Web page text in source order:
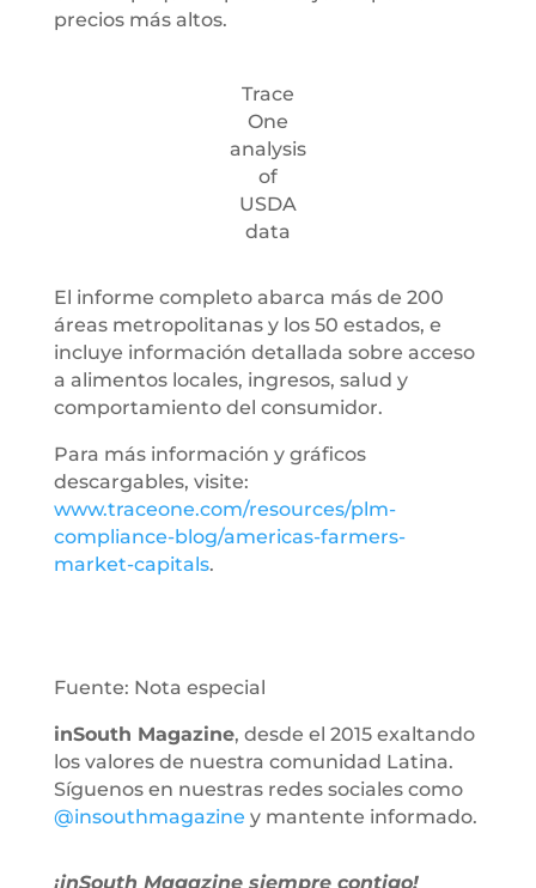
precios más altos.
Trace
One
analysis
of
USDA
data
El informe completo abarca más de 200
áreas metropolitanas y los 50 estados, e
incluye información detallada sobre acceso
a alimentos locales, ingresos, salud y
comportamiento del consumidor.
Para más información y gráficos
descargables, visite:
www.traceone.com/resources/plm-
compliance-blog/americas-farmers-
market-capitals.
Fuente: Nota especial
inSouth Magazine, desde el 2015 exaltando
los valores de nuestra comunidad Latina.
Síguenos en nuestras redes sociales como
@insouthmagazine y mantente informado.
¡inSouth Magazine siempre contigo!